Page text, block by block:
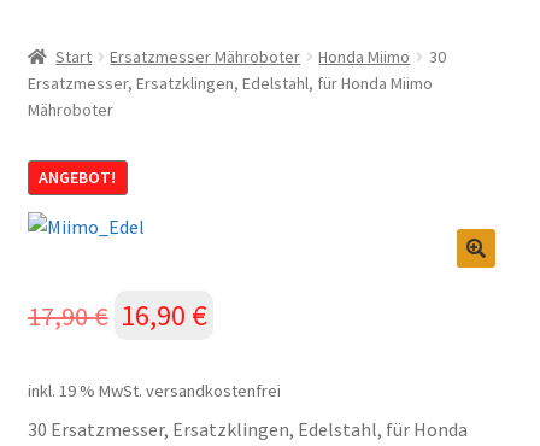
Shop
Über uns
News
Wissenswertes!
Kontakt
Start Ersatzmesser Mähroboter Honda Miimo
30
Ersatzmesser, Ersatzklingen, Edelstahl, für Honda Miimo
Mähroboter
ANGEBOT!
17,90€ Ursprünglicher
war:
16,90 €
ist:
inkl. 19 % MwSt. versandkostenfrei
30 Ersatzmesser, Ersatzklingen, Edelstahl, für Honda